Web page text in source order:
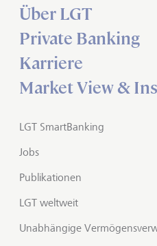
Über LGT
Private Banking
Karriere
Market View &
LGT SmartBanking
Jobs
Publikationen
LGT weltweit
Unabhängige